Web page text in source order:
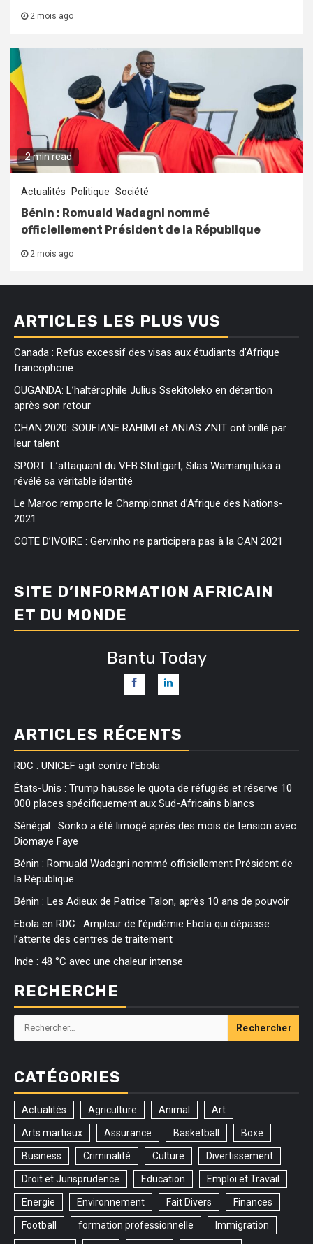
2 mois ago
2 min read
Actualités Politique Société
Bénin : Romuald Wadagni nommé
officiellement Président de la République
2 mois ago
ARTICLES LES PLUS VUS
Canada : Refus excessif des visas aux étudiants d’Afrique
francophone
OUGANDA: L’haltérophile Julius Ssekitoleko en détention
après son retour
CHAN 2020: SOUFIANE RAHIMI et ANIAS ZNIT ont brillé par
leur talent
SPORT: L’attaquant du VFB Stuttgart, Silas Wamangituka a
révélé sa véritable identité
Le Maroc remporte le Championnat d’Afrique des Nations-
2021
COTE D’IVOIRE : Gervinho ne participera pas à la CAN 2021
SITE D’INFORMATION AFRICAIN
ET DU MONDE
Bantu Today
ARTICLES RÉCENTS
RDC : UNICEF agit contre l’Ebola
États-Unis : Trump hausse le quota de réfugiés et réserve 10
000 places spécifiquement aux Sud-Africains blancs
Sénégal : Sonko a été limogé après des mois de tension avec
Diomaye Faye
Bénin : Romuald Wadagni nommé officiellement Président de
la République
Bénin : Les Adieux de Patrice Talon, après 10 ans de pouvoir
Ebola en RDC : Ampleur de l’épidémie Ebola qui dépasse
l’attente des centres de traitement
Inde : 48 °C avec une chaleur intense
RECHERCHE
Rechercher :
CATÉGORIES
Actualités Agriculture Animal Art
Arts martiaux Assurance Basketball Boxe
Business Criminalité Culture Divertissement
Droit et Jurisprudence Education Emploi et Travail
Energie Environnement Fait Divers Finances
Football formation professionnelle Immigration